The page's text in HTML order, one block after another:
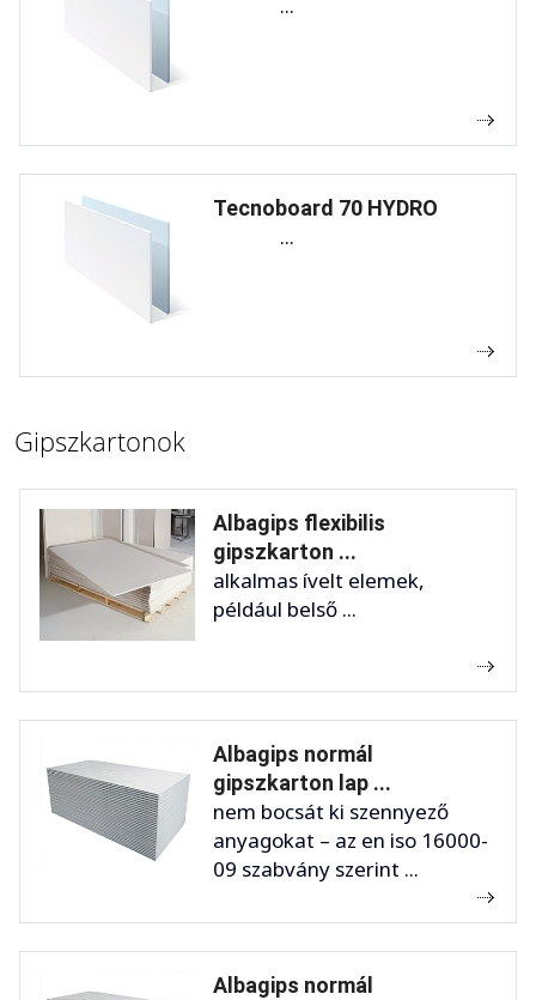
...
Tecnoboard 70 HYDRO
...
Gipszkartonok
Albagips flexibilis
gipszkarton ...
alkalmas ívelt elemek,
például belső ...
Albagips normál
gipszkarton lap ...
nem bocsát ki szennyező
anyagokat – az en iso 16000-
09 szabvány szerint ...
Albagips normál